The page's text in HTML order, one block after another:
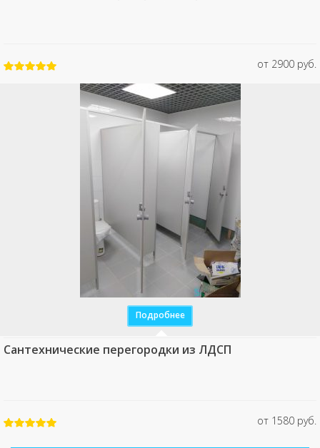
от 2900 руб.
Подробнее
Сантехнические перегородки из ЛДСП
от 1580 руб.